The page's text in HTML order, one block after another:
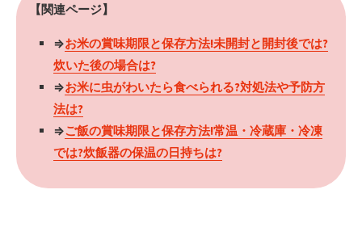
【関連ページ】
⇒お米の賞味期限と保存方法!未開封と開封後では?
炊いた後の場合は?
⇒お米に虫がわいたら食べられる?対処法や予防方
法は?
⇒ご飯の賞味期限と保存方法!常温・冷蔵庫・冷凍
では?炊飯器の保温の日持ちは?